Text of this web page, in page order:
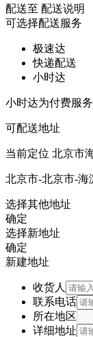
配送至 配送说明
可选择配送服务
极速达
快递配送
小时达
小时达为付费服
可配送地址
当前定位 北京市
北京市-北京市-海
选择其他地址
确定
选择新地址
确定
新建地址
收货人
联系电话
所在地区
详细地址